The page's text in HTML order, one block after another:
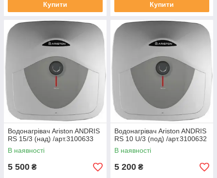
Купити Купити
Водонагрівач Ariston ANDRIS
RS 15/3 (над) /арт.3100633
В наявності
5 500 ₴
Водонагрівач Ariston ANDRIS
RS 10 U/3 (под) /арт.3100632
В наявності
5 200 ₴